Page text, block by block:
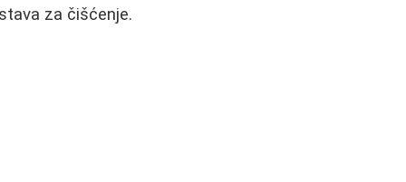
za čišćenje.